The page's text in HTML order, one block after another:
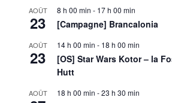
AOÛT
23
8 h 00 min - 17 h 00 min
[Campagne] Brancalonia
AOÛT
23
14 h 00 min - 18 h 00 min
[OS] Star Wars Kotor – la
Hutt
AOÛT 18 h 00 min -23 h 30 min